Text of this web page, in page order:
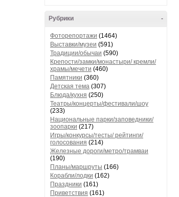
-
Рубрики
Фоторепортажи (1464)
Выставки/музеи (591)
Традиции/обычаи (590)
Крепости/замки/монастыри/ кремли/
храмы/мечети (460)
Памятники (360)
Детская тема (307)
Блюда/кухня (250)
Театры/концерты/фестивали/шоу
(233)
Национальные парки/заповедники/
зоопарки (217)
Игры/конкурсы/тесты/ рейтинги/
голосования (214)
Железные дороги/метро/трамваи
(190)
Планы/маршруты (166)
Корабли/лодки (162)
Праздники (161)
Приветствия (161)